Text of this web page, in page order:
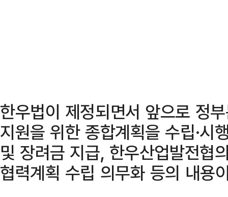
한우법이 제정되면서 앞으로 정
지원을 위한 종합계획을 수립·시
및 장려금 지급, 한우산업발전협
협력계획 수립 의무화 등의 내용